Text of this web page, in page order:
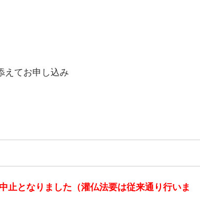
えてお申し込み
止となりました（灌仏法要は従来通り行いま